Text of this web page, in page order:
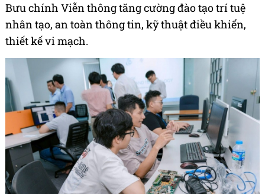
Bưu chính Viễn thông tăng cường đào tạo trí tuệ
nhân tạo, an toàn thông tin, kỹ thuật điều khiển,
thiết kế vi mạch.